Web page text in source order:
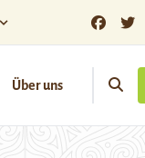
Über uns